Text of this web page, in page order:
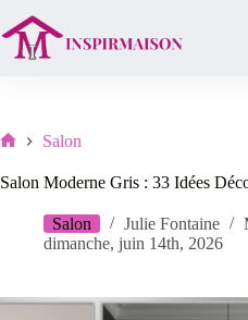
au
contenu
Salon
Salon Moderne Gris : 33 Idées
Salon Julie Fontaine
dimanche, juin 14th, 2026